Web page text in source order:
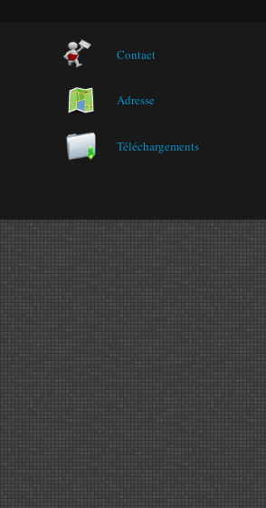
Contact
Adresse
Téléchargements